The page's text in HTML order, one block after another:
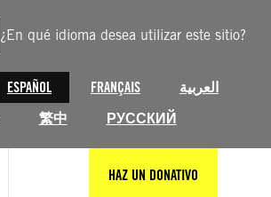
¿En qué idioma desea utilizar este sitio?
ESPAÑOL FRANÇAIS
العربية
繁中 РУССКИЙ
HAZ UN DONATIVO